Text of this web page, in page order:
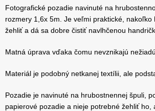
Fotografické pozadie navinuté na
rozmery 1,6x 5m. Je veľmi praktické, nakoľko
žehliť a dá sa dobre čistiť navlhčenou
Matná úprava vďaka čomu nevznikajú
Materiál je podobný netkanej textílii, ale
Pozadie je navinuté na hrubostnennej špuli,
papierové pozadie a nieje potrebné žehliť ho,